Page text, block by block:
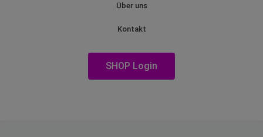
Über uns
Kontakt
SHOP Login